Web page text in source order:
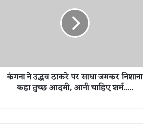
कंगना ने उद्धव ठाकरे पर साधा जमकर निशाना
कहा तुच्छ आदमी, आनी चाहिए शर्म.....